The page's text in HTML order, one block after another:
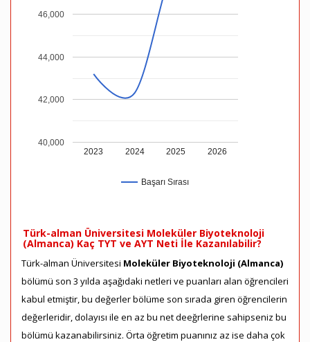
Başarı Sırası
2023 2024 2025 2026
40,000
42,000
44,000
46,000
Türk-alman Üniversitesi Moleküler Biyoteknoloji
(Almanca) Kaç TYT ve AYT Neti İle Kazanılabilir?
Türk-alman Üniversitesi Moleküler Biyoteknoloji (Almanca)
bölümü son 3 yılda aşağıdaki netleri ve puanları alan öğrencileri
kabul etmiştir, bu değerler bölüme son sırada giren öğrencilerin
değerleridir, dolayısı ile en az bu net deeğrlerine sahipseniz bu
bölümü kazanabilirsiniz. Örta öğretim puanınız az ise daha çok